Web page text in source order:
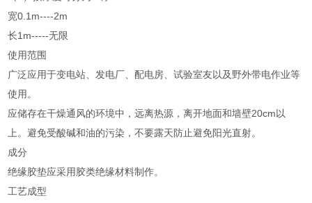
宽0.1m----2m
长1m-----无限
使用范围
广泛应用于变电站、发电厂、配电房、试验室友以及野外带电作业等
使用。
应储存在干燥通风的环境中，远离热源，离开地面和墙壁20cm以
上。避免受酸碱和油的污染，不要露天防止避免阳光直射。
成分
绝缘胶垫应采用胶类绝缘材料制作。
工艺成型